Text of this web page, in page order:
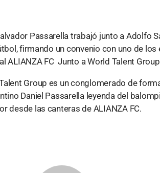
Passarella trabajó junto a Adolfo
firmando un convenio con uno de
ALIANZA FC Junto a World Talent
Group es un conglomerado de
Daniel Passarella leyenda del
desde las canteras de ALIANZA FC.